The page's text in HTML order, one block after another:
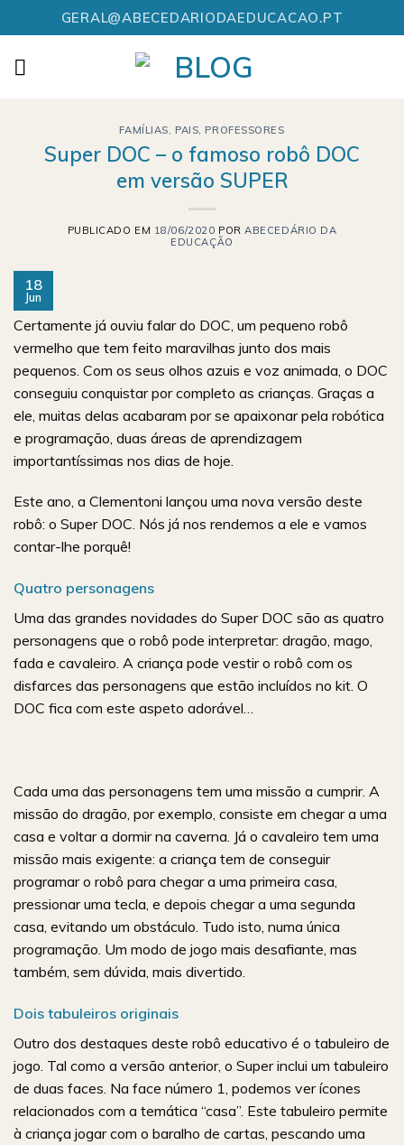
to
content
GERAL@ABECEDARIODAEDUCACAO.PT
FAMÍLIAS,PAIS,PROFESSORES
Super DOC – o famoso robô DOC
em versão SUPER
PUBLICADO EM 18/06/2020 PORABECEDÁRIO DA
EDUCAÇÃO
18
Jun
Certamente já ouviu falar do DOC, um pequeno robô
vermelho que tem feito maravilhas junto dos mais
pequenos. Com os seus olhos azuis e voz animada, o DOC
conseguiu conquistar por completo as crianças. Graças a
ele, muitas delas acabaram por se apaixonar pela robótica
e programação, duas áreas de aprendizagem
importantíssimas nos dias de hoje.
Este ano, a Clementoni lançou uma nova versão deste
robô: o Super DOC. Nós já nos rendemos a ele e vamos
contar-lhe porquê!
Quatro personagens
Uma das grandes novidades do Super DOC são as quatro
personagens que o robô pode interpretar: dragão, mago,
fada e cavaleiro. A criança pode vestir o robô com os
disfarces das personagens que estão incluídos no kit. O
DOC fica com este aspeto adorável…
Cada uma das personagens tem uma missão a cumprir. A
missão do dragão, por exemplo, consiste em chegar a uma
casa e voltar a dormir na caverna. Já o cavaleiro tem uma
missão mais exigente: a criança tem de conseguir
programar o robô para chegar a uma primeira casa,
pressionar uma tecla, e depois chegar a uma segunda
casa, evitando um obstáculo. Tudo isto, numa única
programação. Um modo de jogo mais desafiante, mas
também, sem dúvida, mais divertido.
Dois tabuleiros originais
Outro dos destaques deste robô educativo é o tabuleiro de
jogo. Tal como a versão anterior, o Super inclui um tabuleiro
de duas faces. Na face número 1, podemos ver ícones
relacionados com a temática “casa”. Este tabuleiro permite
à criança jogar com o baralho de cartas, pescando uma